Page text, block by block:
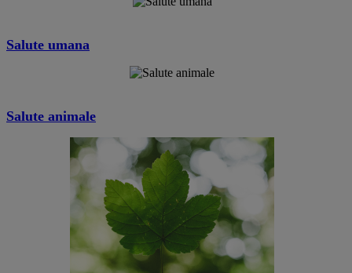
Salute umana
Salute animale